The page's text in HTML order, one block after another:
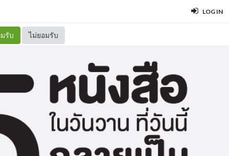
LOG IN
รับ ไม่ยอมรับ